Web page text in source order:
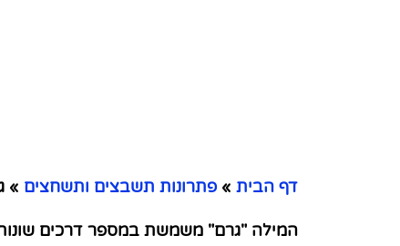
דף הבית » פתרונות תשבצים ותשחצים »
המילה "גרם" משמשת במספר דרכים